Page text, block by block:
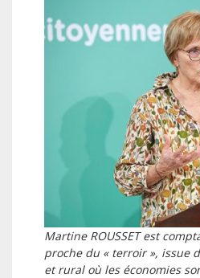
Martine ROUSSET est
proche du « terroir », issue
et rural où les économies